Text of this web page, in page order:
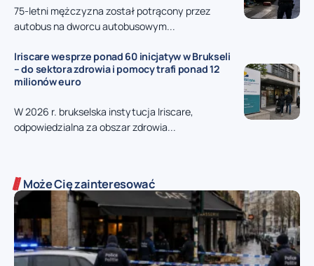
75-letni mężczyzna został potrącony przez
autobus na dworcu autobusowym...
Iriscare wesprze ponad 60 inicjatyw w Brukseli
– do sektora zdrowia i pomocy trafi ponad 12
milionów euro
W 2026 r. brukselska instytucja Iriscare,
odpowiedzialna za obszar zdrowia...
Może Cię zainteresować